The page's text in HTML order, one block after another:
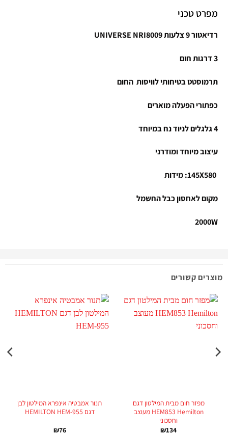
מפרט טכני
רדיאטור 9 צלעות UNIVERSE NRI8009
3 דרגות חום
תרמוסטט בטיחותי לוויסות החום
כפתורי הפעלה מוארים
4 גלגלים לניוד נח במיוחד
עיצוב מיוחד ומודרני
מקום לאחסון כבל החשמל
2000W
מוצרים קשורים
מפזר חום מבית המילטון דגם
HEM853 Hemilton מעוצב
וחסכוני
₪134
תנור אמבטיה אינפרא המילטון לבן
דגם HEMILTON HEM-955
₪76